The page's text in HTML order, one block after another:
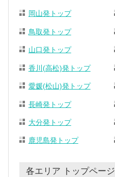
岡山発トップ
鳥取発トップ
山口発トップ
香川(高松)発トップ
愛媛(松山)発トップ
長崎発トップ
大分発トップ
鹿児島発トップ
各エリア トップページ